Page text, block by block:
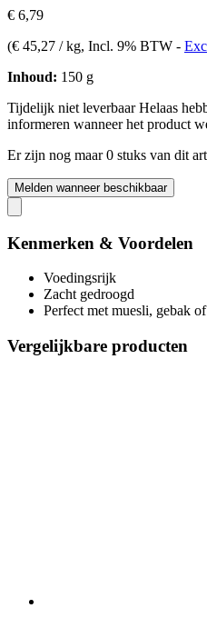
€ 6,79
(€ 45,27 / kg, Incl. 9% BTW -
Inhoud: 150 g
Tijdelijk niet leverbaarHelaas
informeren wanneer het product
Er zijn nog maar 0 stuks van dit
Melden wanneer beschikbaar
Kenmerken & Voordelen
Voedingsrijk
Zacht gedroogd
Perfect met muesli, gebak
Vergelijkbare producten